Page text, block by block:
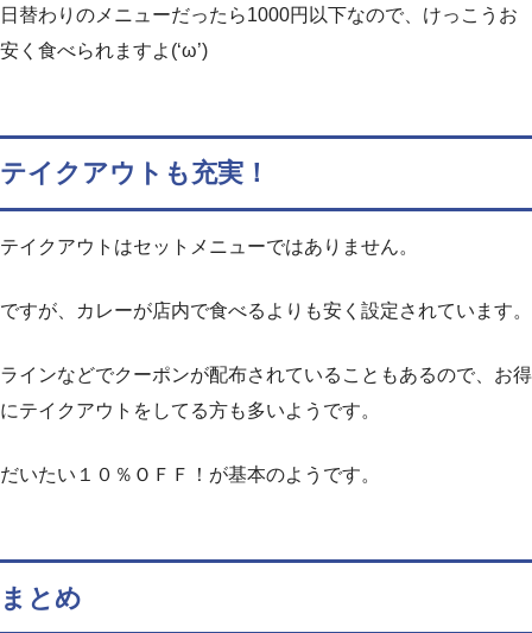
日替わりのメニューだったら1000円以下なので、けっこうお
安く食べられますよ(‘ω’)
テイクアウトも充実！
テイクアウトはセットメニューではありません。
ですが、カレーが店内で食べるよりも安く設定されています。
ラインなどでクーポンが配布されていることもあるので、お得
にテイクアウトをしてる方も多いようです。
だいたい１０％ＯＦＦ！が基本のようです。
まとめ